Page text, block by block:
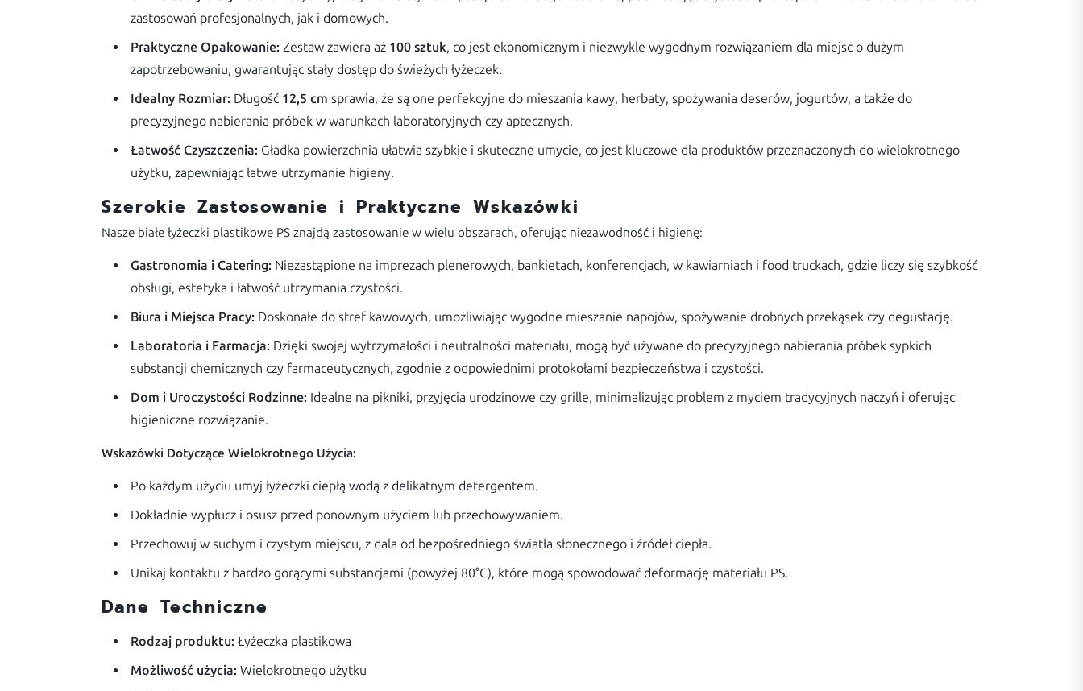
zastosowań profesjonalnych, jak i domowych.
Praktyczne Opakowanie: Zestaw zawiera aż 100 sztuk, co jest ekonomicznym i niezwykle wygodnym rozwiązaniem dla miejsc o dużym
zapotrzebowaniu, gwarantując stały dostęp do świeżych łyżeczek.
Idealny Rozmiar: Długość 12,5 cm sprawia, że są one perfekcyjne do mieszania kawy, herbaty, spożywania deserów, jogurtów, a także do
precyzyjnego nabierania próbek w warunkach laboratoryjnych czy aptecznych.
Łatwość Czyszczenia: Gładka powierzchnia ułatwia szybkie i skuteczne umycie, co jest kluczowe dla produktów przeznaczonych do wielokrotnego
użytku, zapewniając łatwe utrzymanie higieny.
Szerokie Zastosowanie i Praktyczne Wskazówki
Nasze białe łyżeczki plastikowe PS znajdą zastosowanie w wielu obszarach, oferując niezawodność i higienę:
Gastronomia i Catering: Niezastąpione na imprezach plenerowych, bankietach, konferencjach, w kawiarniach i food truckach, gdzie liczy się szybkość
obsługi, estetyka i łatwość utrzymania czystości.
Biura i Miejsca Pracy: Doskonałe do stref kawowych, umożliwiając wygodne mieszanie napojów, spożywanie drobnych przekąsek czy degustację.
Laboratoria i Farmacja: Dzięki swojej wytrzymałości i neutralności materiału, mogą być używane do precyzyjnego nabierania próbek sypkich
substancji chemicznych czy farmaceutycznych, zgodnie z odpowiednimi protokołami bezpieczeństwa i czystości.
Dom i Uroczystości Rodzinne: Idealne na pikniki, przyjęcia urodzinowe czy grille, minimalizując problem z myciem tradycyjnych naczyń i oferując
higieniczne rozwiązanie.
Wskazówki Dotyczące Wielokrotnego Użycia:
Po każdym użyciu umyj łyżeczki ciepłą wodą z delikatnym detergentem.
Dokładnie wypłucz i osusz przed ponownym użyciem lub przechowywaniem.
Przechowuj w suchym i czystym miejscu, z dala od bezpośredniego światła słonecznego i źródeł ciepła.
Unikaj kontaktu z bardzo gorącymi substancjami (powyżej 80°C), które mogą spowodować deformację materiału PS.
Dane Techniczne
Rodzaj produktu: Łyżeczka plastikowa
Możliwość użycia: Wielokrotnego użytku